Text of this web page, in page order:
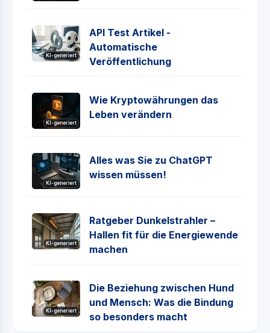
KI-generiert
API Test Artikel -
Automatische
Veröffentlichung
KI-generiert
Wie Kryptowährungen das
Leben verändern
KI-generiert
Alles was Sie zu ChatGPT
wissen müssen!
KI-generiert
Ratgeber Dunkelstrahler –
Hallen fit für die Energiewende
machen
KI-generiert
Die Beziehung zwischen Hund
und Mensch: Was die Bindung
so besonders macht